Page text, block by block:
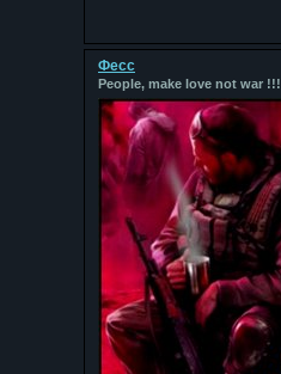
Фесс
People, make love not war !!!